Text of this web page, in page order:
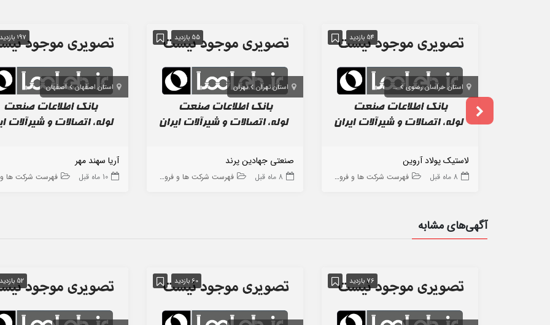
54 بازدید
استان خراسان رضوی مشهد
لاستیک پولاد آروین
8 ماه قبل فهرست شرکت ها و فروشگاه ها
55 بازدید
استان تهران تهران
صنعتی جهادین پرند
8 ماه قبل فهرست شرکت ها و فروشگاه ها
197 بازدید
استان اصفهان اصفهان
آریا سهند مهر
10 ماه قبل فهرست شرکت ها و
آگهی‌های مشابه
76 بازدید 60 بازدید 52 بازدید